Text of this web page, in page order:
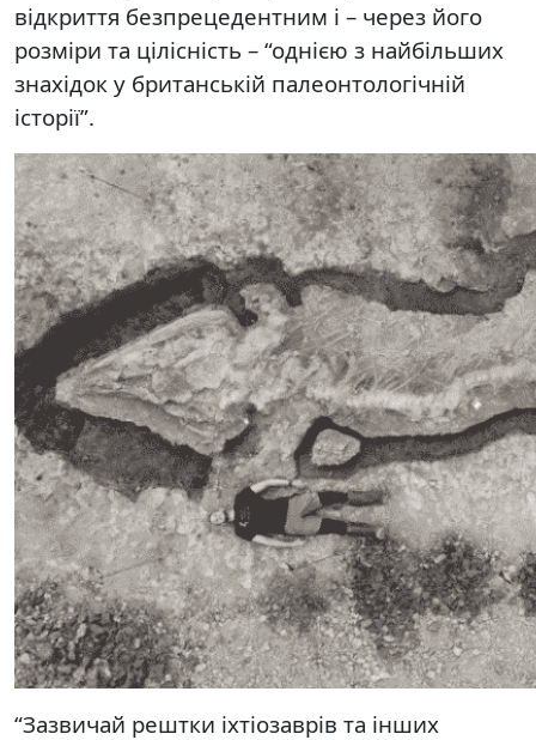
відкриття безпрецедентним і – через його
розміри та цілісність – “однією з найбільших
знахідок у британській палеонтологічній
історії”.
“Зазвичай рештки іхтіозаврів та інших